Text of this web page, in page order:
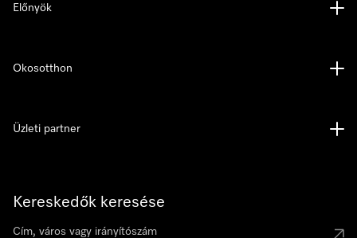
Kereskedők keresése
Előnyök
Okosotthon
Üzleti partner